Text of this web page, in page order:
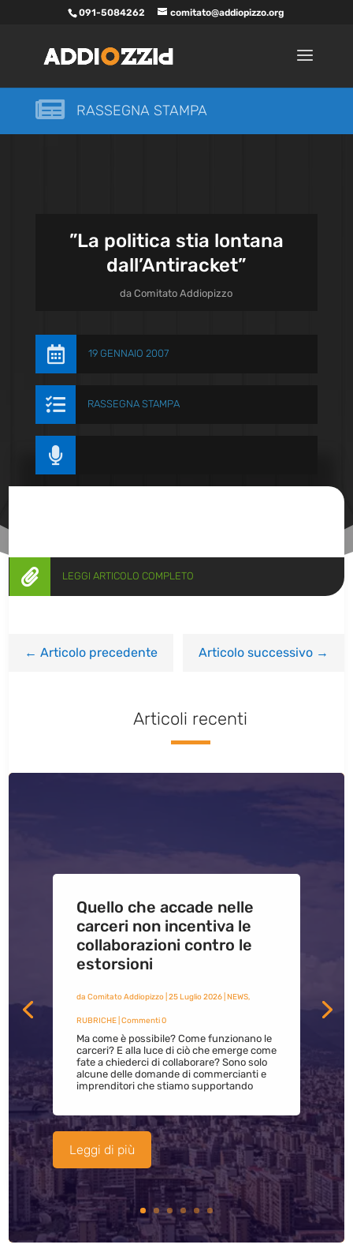
091-5084262 comitato@addiopizzo.org
 RASSEGNA STAMPA
”La politica stia lontana
dall’Antiracket”
daComitato Addiopizzo
 19 GENNAIO 2007
 RASSEGNA STAMPA

 LEGGI ARTICOLO COMPLETO
←Articolo precedente Articolo successivo→
Articoli recenti
Quello che accade nelle
carceri non incentiva le
collaborazioni contro le
estorsioni
da Comitato Addiopizzo| 25 Luglio 2026| NEWS,
RUBRICHE| Commenti 0
Ma come è possibile? Come funzionano le
carceri? E alla luce di ciò che emerge come
fate a chiederci di collaborare? Sono solo
alcune delle domande di commercianti e
imprenditori che stiamo supportando
Leggi di più